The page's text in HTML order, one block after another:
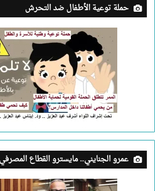
حملة توعية الأطفال ضد التحرش
عمرو الجنايني.. مايسترو القطاع المصرفي